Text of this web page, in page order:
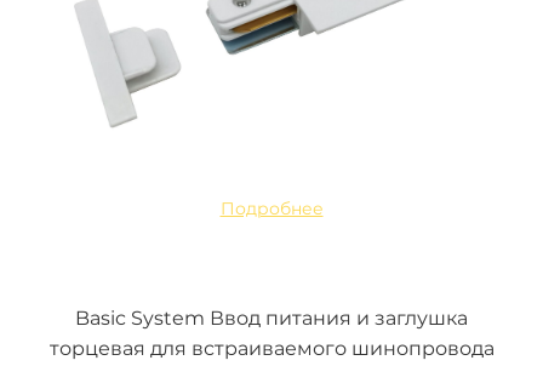
Подробнее
Basic System Ввод питания и заглушка
торцевая для встраиваемого шинопровода